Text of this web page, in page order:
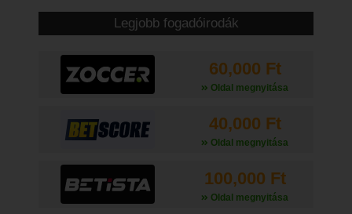
Legjobb fogadóirodák
60,000 Ft
Oldal megnyitása
40,000 Ft
Oldal megnyitása
100,000 Ft
Oldal megnyitása